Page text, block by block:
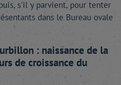
s'il y parvient, pour tenter
dans le Bureau ovale
: naissance de la
de croissance du